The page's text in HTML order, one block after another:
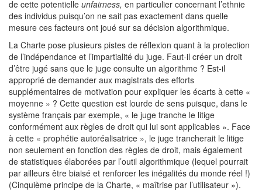
de cette potentielle unfairness, en particulier concernant l’ethnie
des individus puisqu’on ne sait pas exactement dans quelle
mesure ces facteurs ont joué sur sa décision algorithmique.
La Charte pose plusieurs pistes de réflexion quant à la protection
de l’indépendance et l’impartialité du juge. Faut-il créer un droit
d’être jugé sans que le juge consulte un algorithme ? Est-il
approprié de demander aux magistrats des efforts
supplémentaires de motivation pour expliquer les écarts à cette «
moyenne » ? Cette question est lourde de sens puisque, dans le
système français par exemple, « le juge tranche le litige
conformément aux règles de droit qui lui sont applicables ». Face
à cette « prophétie autoréalisatrice », le juge trancherait le litige
non seulement en fonction des règles de droit, mais également
de statistiques élaborées par l’outil algorithmique (lequel pourrait
par ailleurs être biaisé et renforcer les inégalités du monde réel !)
(Cinquième principe de la Charte, « maîtrise par l’utilisateur »).